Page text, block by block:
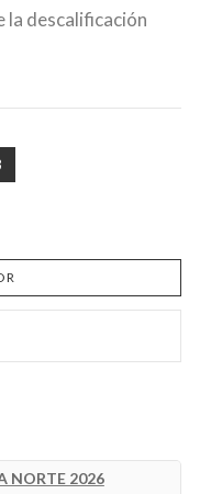
la descalificación
NORTE 2026